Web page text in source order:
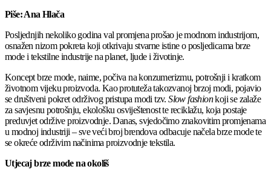
Piše: Ana Hlača
Posljednjih nekoliko godina val promjena prošao je modnom industrijom,
osnažen nizom pokreta koji otkrivaju stvarne istine o posljedicama brze
mode i tekstilne industrije na planet, ljude i životinje.
Koncept brze mode, naime, počiva na konzumerizmu, potrošnji i kratkom
životnom vijeku proizvoda. Kao protuteža takozvanoj brzoj modi, pojavio
se društveni pokret održivog pristupa modi tzv.Slow fashionkoji se zalaže
za savjesnu potrošnju, ekološku osviještenost te reciklažu, koja postaje
preduvjet održive proizvodnje. Danas, svjedočimo znakovitim promjenama
u modnoj industriji – sve veći broj brendova odbacuje načela brze mode te
se okreće održivim načinima proizvodnje tekstila.
Utjecaj brze mode na okoliš